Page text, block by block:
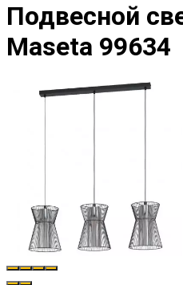
Подвесной
Maseta 99634